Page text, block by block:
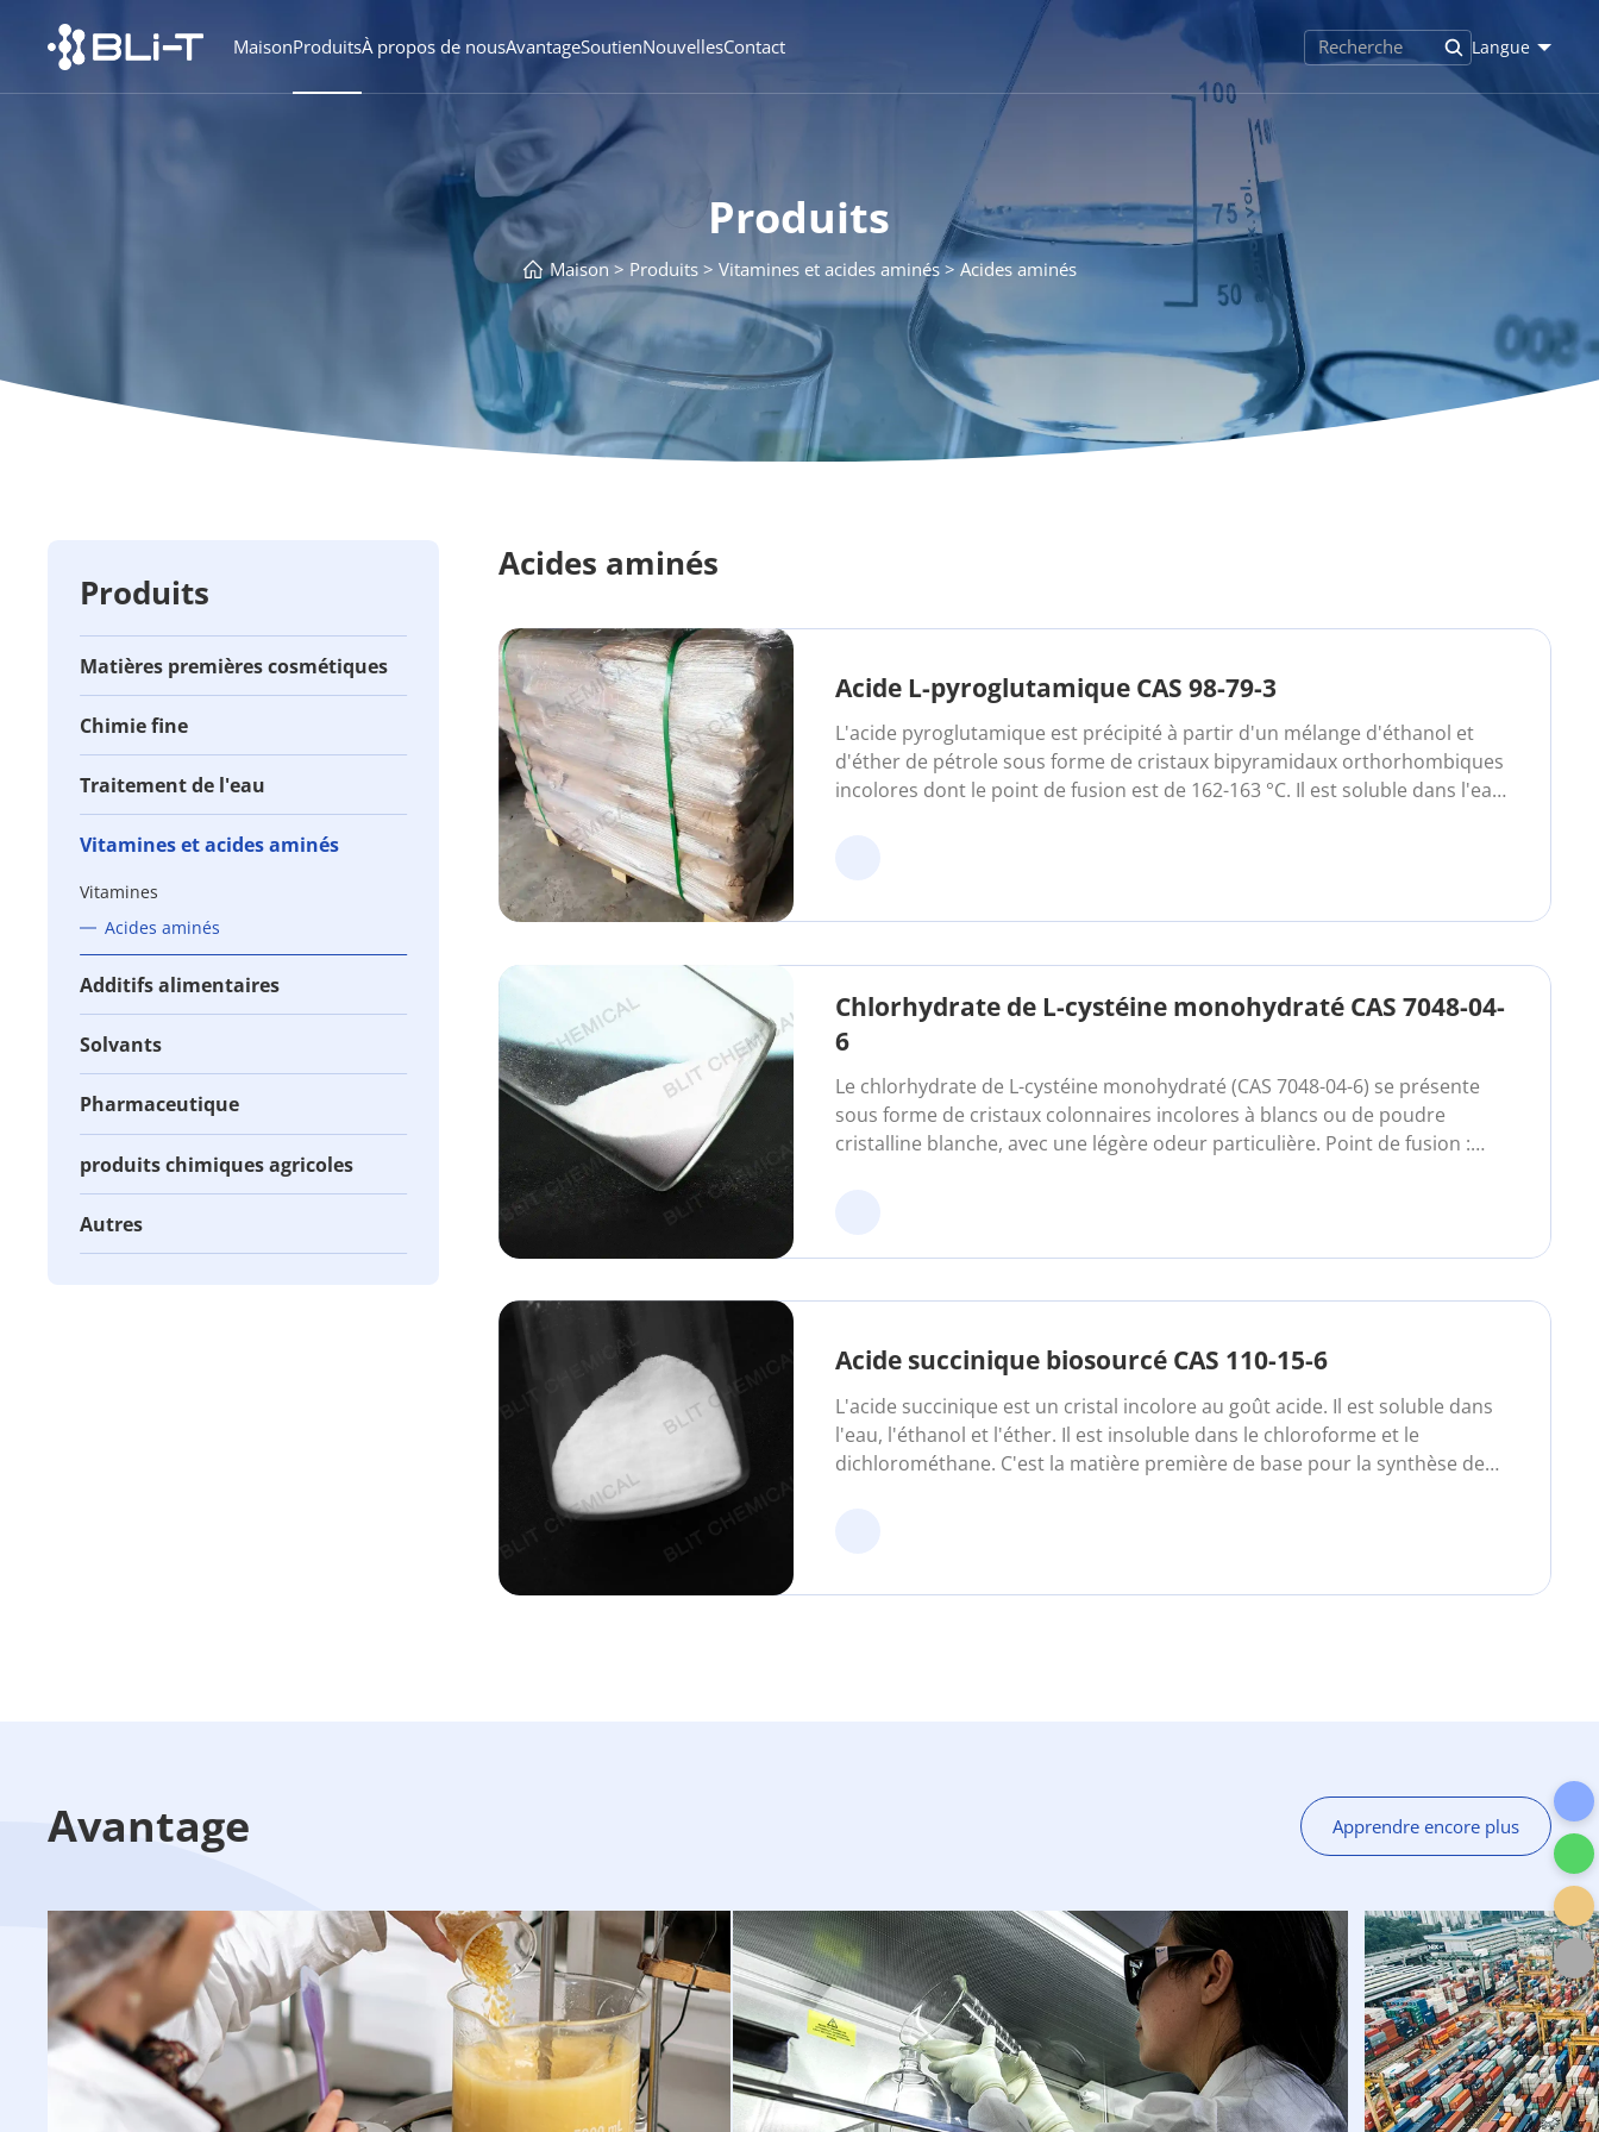
MaisonProduitsÀ propos de nousAvantageSoutienNouvellesContact Langue
Produits
Maison Produits Vitamines et acides aminés Acides aminés
Produits
Matières premières cosmétiques
Chimie fine
Traitement de l'eau
Vitamines et acides aminés
Vitamines
Acides aminés
Additifs alimentaires
Solvants
Pharmaceutique
produits chimiques agricoles
Autres
Acides aminés
Acide L-pyroglutamique CAS 98-79-3
L'acide pyroglutamique est précipité à partir d'un mélange d'éthanol et
d'éther de pétrole sous forme de cristaux bipyramidaux orthorhombiques
incolores dont le point de fusion est de 162-163 °C. Il est soluble dans l'eau,
Chlorhydrate de L-cystéine monohydraté CAS 7048-04-
6
Le chlorhydrate de L-cystéine monohydraté (CAS 7048-04-6) se présente
sous forme de cristaux colonnaires incolores à blancs ou de poudre
cristalline blanche, avec une légère odeur particulière. Point de fusion :
Acide succinique biosourcé CAS 110-15-6
L'acide succinique est un cristal incolore au goût acide. Il est soluble dans
l'eau, l'éthanol et l'éther. Il est insoluble dans le chloroforme et le
dichlorométhane. C'est la matière première de base pour la synthèse de
Avantage Apprendre encore plus